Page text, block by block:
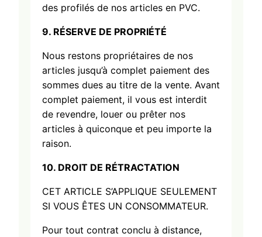
des profilés de nos articles en PVC.
9. RÉSERVE DE PROPRIÉTÉ
Nous restons propriétaires de nos
articles jusqu’à complet paiement des
sommes dues au titre de la vente. Avant
complet paiement, il vous est interdit
de revendre, louer ou prêter nos
articles à quiconque et peu importe la
raison.
10. DROIT DE RÉTRACTATION
CET ARTICLE S’APPLIQUE SEULEMENT
SI VOUS ÊTES UN CONSOMMATEUR.
Pour tout contrat conclu à distance,